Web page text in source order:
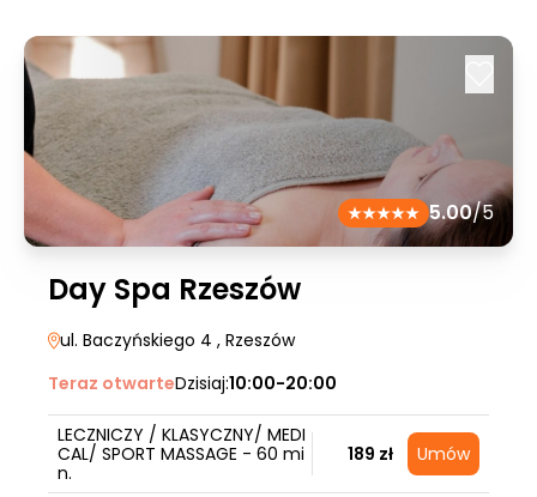
5.00/5
Day Spa Rzeszów
ul. Baczyńskiego 4 , Rzeszów
Teraz otwarteDzisiaj:10:00-20:00
LECZNICZY / KLASYCZNY/ MEDI
CAL/ SPORT MASSAGE - 60 mi
n.
189 zł Umów